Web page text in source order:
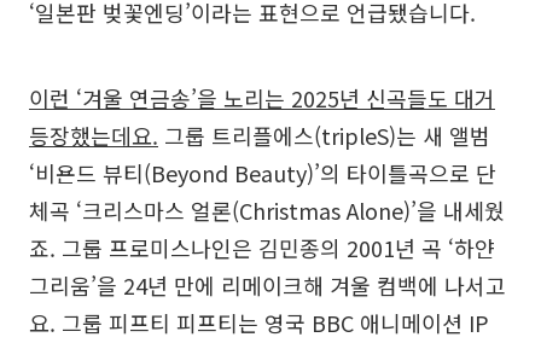
‘일본판 벚꽃엔딩’이라는 표현으로 언급됐습니다.
이런 ‘겨울 연금송’을 노리는 2025년 신곡들도 대거
등장했는데요. 그룹 트리플에스(tripleS)는 새 앨범
‘비욘드 뷰티(Beyond Beauty)’의 타이틀곡으로 단
체곡 ‘크리스마스 얼론(Christmas Alone)’을 내세웠
죠. 그룹 프로미스나인은 김민종의 2001년 곡 ‘하얀
그리움’을 24년 만에 리메이크해 겨울 컴백에 나서고
요. 그룹 피프티 피프티는 영국 BBC 애니메이션 IP